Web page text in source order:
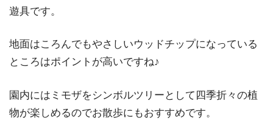
遊具です。
地面はころんでもやさしいウッドチップになっている
ところはポイントが高いですね♪
園内にはミモザをシンボルツリーとして四季折々の植
物が楽しめるのでお散歩にもおすすめです。